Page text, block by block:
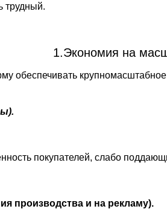
трудный.
1.Экономия на
обеспечивать крупномасштабное
покупателей, слабо
производства и на рекламу).